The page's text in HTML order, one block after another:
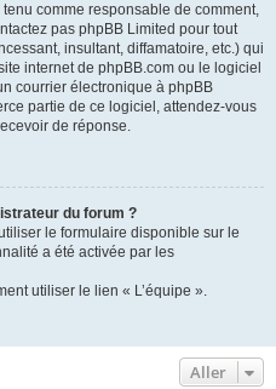
comme responsable de comment,
pas phpBB Limited pour tout
insultant, diffamatoire, etc.) qui
internet de phpBB.com ou le logiciel
courrier électronique à phpBB
partie de ce logiciel, attendez-vous
de réponse.
du forum ?
le formulaire disponible sur le
a été activée par les
utiliser le lien « L’équipe ».
Aller